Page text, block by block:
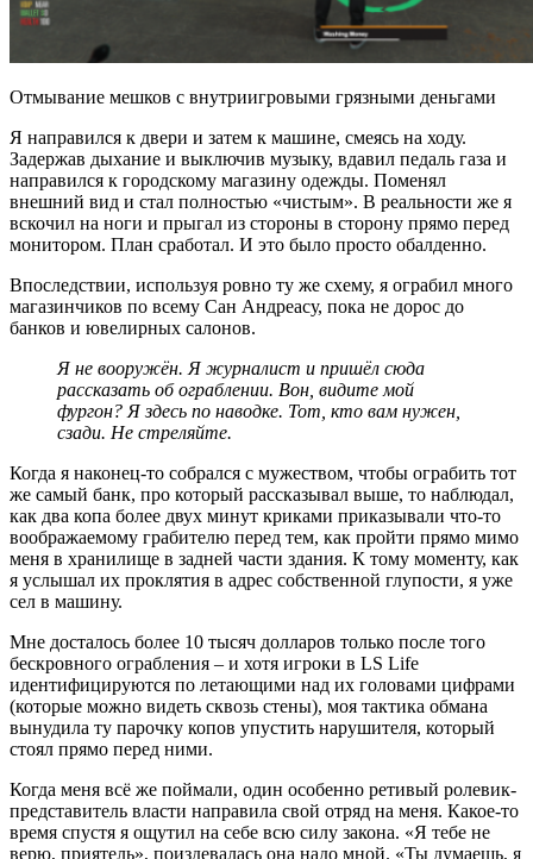
Отмывание мешков с внутриигровыми грязными деньгами
Я направился к двери и затем к машине, смеясь на ходу.
Задержав дыхание и выключив музыку, вдавил педаль газа и
направился к городскому магазину одежды. Поменял
внешний вид и стал полностью «чистым». В реальности же я
вскочил на ноги и прыгал из стороны в сторону прямо перед
монитором. План сработал. И это было просто обалденно.
Впоследствии, используя ровно ту же схему, я ограбил много
магазинчиков по всему Сан Андреасу, пока не дорос до
банков и ювелирных салонов.
Я не вооружён. Я журналист и пришёл сюда
рассказать об ограблении. Вон, видите мой
фургон? Я здесь по наводке. Тот, кто вам нужен,
сзади. Не стреляйте.
Когда я наконец-то собрался с мужеством, чтобы ограбить тот
же самый банк, про который рассказывал выше, то наблюдал,
как два копа более двух минут криками приказывали что-то
воображаемому грабителю перед тем, как пройти прямо мимо
меня в хранилище в задней части здания. К тому моменту, как
я услышал их проклятия в адрес собственной глупости, я уже
сел в машину.
Мне досталось более 10 тысяч долларов только после того
бескровного ограбления – и хотя игроки в LS Life
идентифицируются по летающими над их головами цифрами
(которые можно видеть сквозь стены), моя тактика обмана
вынудила ту парочку копов упустить нарушителя, который
стоял прямо перед ними.
Когда меня всё же поймали, один особенно ретивый ролевик-
представитель власти направила свой отряд на меня. Какое-то
время спустя я ощутил на себе всю силу закона. «Я тебе не
верю, приятель», поиздевалась она надо мной. «Ты думаешь, я